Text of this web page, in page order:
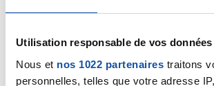
Utilisation responsable de vos données
Nous et nos 1022 partenaires traitons
personnelles, telles que votre adresse
Commentairede la discussion